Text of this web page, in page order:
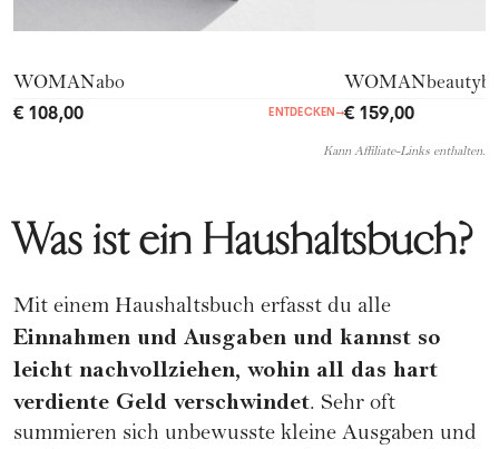
WOMANabo
€ 108,00 ENTDECKEN →€ 159,00
Kann Affiliate-Links enthalten.
Was ist ein Haushaltsbuch?
Mit einem Haushaltsbuch erfasst du alle
Einnahmen und Ausgaben und kannst so
leicht nachvollziehen, wohin all das hart
verdiente Geld verschwindet. Sehr oft
summieren sich unbewusste kleine Ausgaben und